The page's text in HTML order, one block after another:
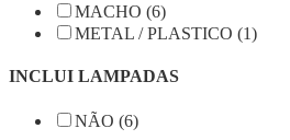
MACHO (6)
METAL / PLASTICO (1)
INCLUI LAMPADAS
NÃO (6)